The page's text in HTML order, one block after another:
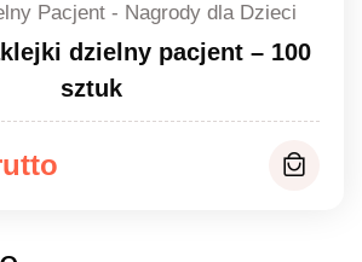
Pacjent - Nagrody dla Dzieci
dzielny pacjent – 100
sztuk